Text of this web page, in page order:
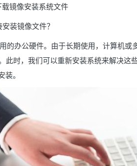
镜像安装系统文件
装镜像文件？
的办公硬件。由于长期使用，计算机
此时，我们可以重新安装系统来解决这
装。